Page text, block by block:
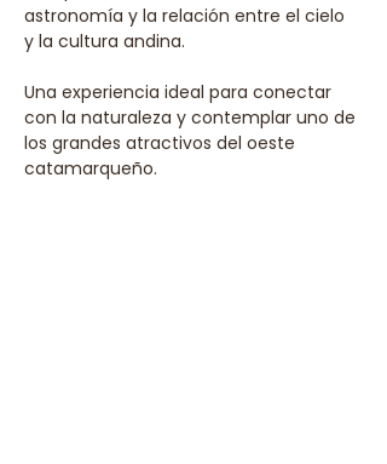
astronomía y la relación entre el cielo
y la cultura andina.
Una experiencia ideal para conectar
con la naturaleza y contemplar uno de
los grandes atractivos del oeste
catamarqueño.